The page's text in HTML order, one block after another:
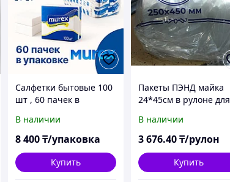
Салфетки бытовые 100
шт , 60 пачек в
В наличии
8 400₸/упаковка
Купить
Пакеты ПЭНД майка
24*45см в рулоне для
плотности
В наличии
3 676.40₸/рулон
Купить